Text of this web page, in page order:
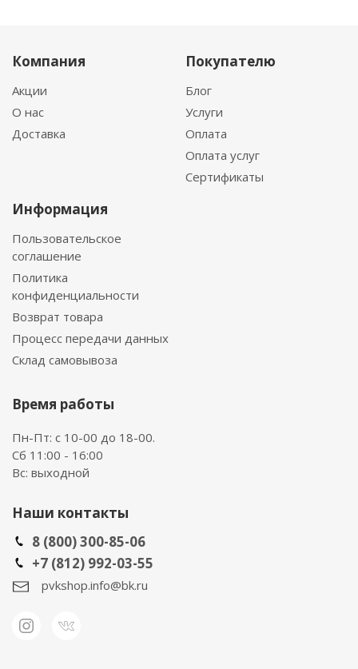
Компания
Акции
О нас
Доставка
Покупателю
Блог
Услуги
Оплата
Оплата услуг
Сертификаты
Информация
Пользовательское
соглашение
Политика
конфиденциальности
Возврат товара
Процесс передачи данных
Склад самовывоза
Время работы
Пн-Пт: с 10-00 до 18-00.
Сб 11:00 - 16:00
Вс: выходной
Наши контакты
8 (800) 300-85-06
+7 (812) 992-03-55
pvkshop.info@bk.ru